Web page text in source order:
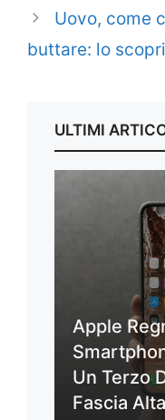
Uovo, come
buttare: lo
ULTIMI
Apple
Un Terzo
Fascia Alta